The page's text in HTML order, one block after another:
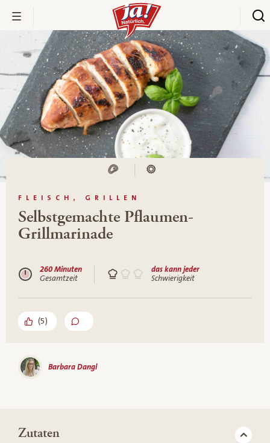
FLEISCH, GRILLEN
Selbstgemachte Pflaumen-
Grillmarinade
260 Minuten
Gesamtzeit
das kann jeder
Schwierigkeit
(5)
Barbara Dangl
Zutaten